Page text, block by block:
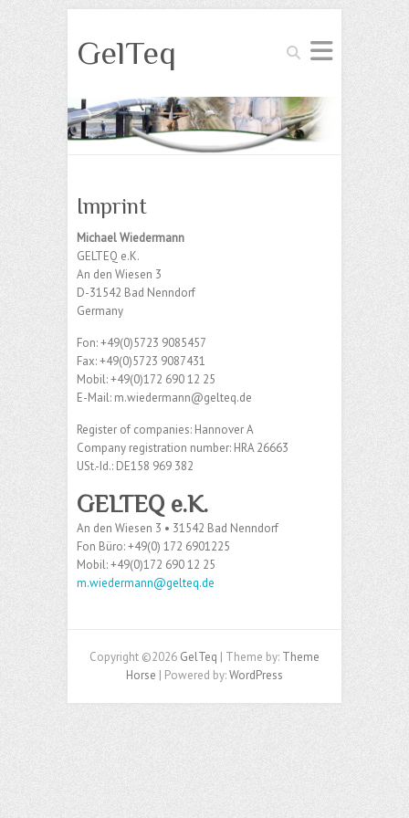
Search
GelTeq
Imprint
Michael Wiedermann
GELTEQ e.K.
An den Wiesen 3
D-31542 Bad Nenndorf
Germany
Fon: +49(0)5723 9085457
Fax: +49(0)5723 9087431
Mobil: +49(0)172 690 12 25
E-Mail: m.wiedermann@gelteq.de
Register of companies: Hannover A
Company registration number: HRA 26663
USt.-Id.: DE158 969 382
GELTEQ e.K.
An den Wiesen 3 • 31542 Bad Nenndorf
Fon Büro: +49(0) 172 6901225
Mobil: +49(0)172 690 12 25
m.wiedermann@gelteq.de
Copyright ©2026 GelTeq | Theme by: Theme
Horse | Powered by:WordPress